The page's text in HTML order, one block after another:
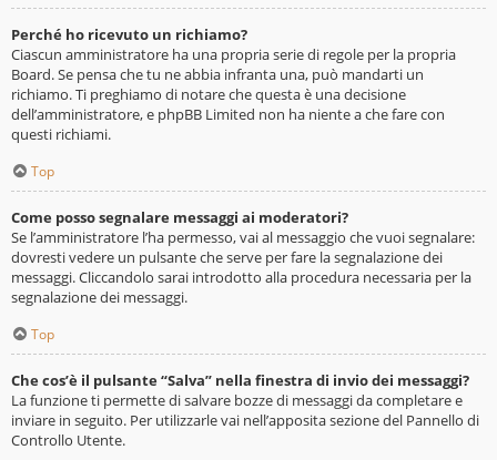
Perché ho ricevuto un richiamo?
Ciascun amministratore ha una propria serie di regole per la propria
Board. Se pensa che tu ne abbia infranta una, può mandarti un
richiamo. Ti preghiamo di notare che questa è una decisione
dell’amministratore, e phpBB Limited non ha niente a che fare con
questi richiami.
Top
Come posso segnalare messaggi ai moderatori?
Se l’amministratore l’ha permesso, vai al messaggio che vuoi segnalare:
dovresti vedere un pulsante che serve per fare la segnalazione dei
messaggi. Cliccandolo sarai introdotto alla procedura necessaria per la
segnalazione dei messaggi.
Top
Che cos’è il pulsante “Salva” nella finestra di invio dei messaggi?
La funzione ti permette di salvare bozze di messaggi da completare e
inviare in seguito. Per utilizzarle vai nell’apposita sezione del Pannello di
Controllo Utente.